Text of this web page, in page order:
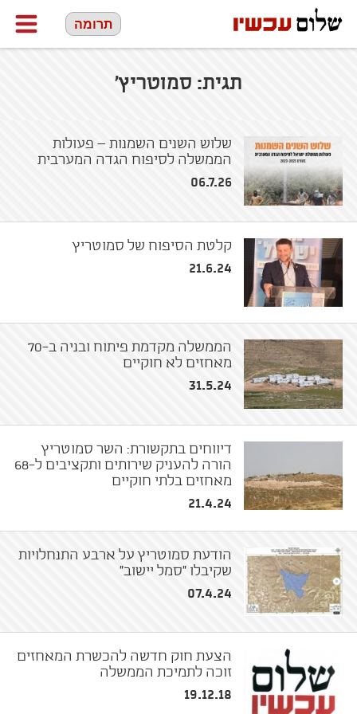
תרומה
תגית: סמוטריץ'
שלוש השנים השמנות – פעולות
הממשלה לסיפוח הגדה המערבית
06.7.26
קלטת הסיפוח של סמוטריץ
21.6.24
הממשלה מקדמת פיתוח ובניה ב-70
מאחזים לא חוקיים
31.5.24
דיווחים בתקשורת: השר סמוטריץ
הורה להעניק שירותים ותקציבים ל-68
מאחזים בלתי חוקיים
21.4.24
הודעת סמוטריץ על ארבע התנחלויות
שקיבלו "סמל יישוב"
07.4.24
הצעת חוק חדשה להכשרת המאחזים
זוכה לתמיכת הממשלה
19.12.18